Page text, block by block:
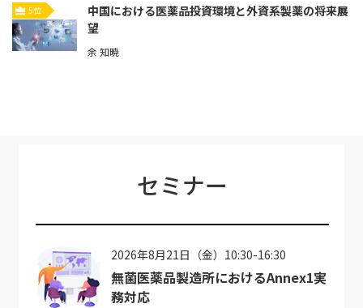
5位
中国における医薬品投資環境と外資系製薬の将来展
望
余 知暁
セミナー
2026年8月21日（金）10:30-16:30
無菌医薬品製造所におけるAnnex1実
務対応